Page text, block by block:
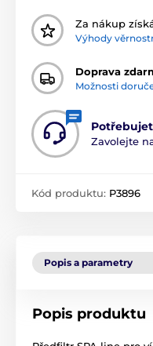
Za nákup
Výhody
Doprava
Možnosti
Zavolejte
Kód produktu: P3896
Popis a parametry
Popis produktu